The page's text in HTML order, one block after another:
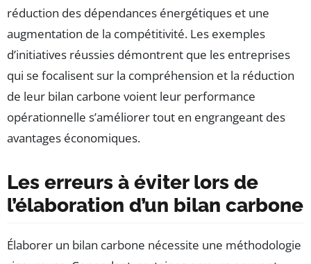
réduction des dépendances énergétiques et une
augmentation de la compétitivité. Les exemples
d’initiatives réussies démontrent que les entreprises
qui se focalisent sur la compréhension et la réduction
de leur bilan carbone voient leur performance
opérationnelle s’améliorer tout en engrangeant des
avantages économiques.
Les erreurs à éviter lors de
l’élaboration d’un bilan carbone
Élaborer un bilan carbone nécessite une méthodologie